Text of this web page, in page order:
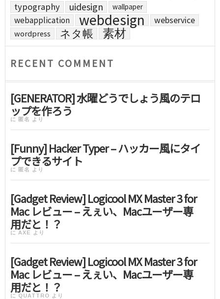
typography uidesign wallpaper
webapplication webdesign webservice
wordpress ネタ帳 素材
RECENT COMMENT
[GENERATOR] 水曜どうでしょう風のテロ
ップを作ろう
に 匿名 より
[Funny] Hacker Typer – ハッカー風にタイ
プできるサイト
に 匿名 より
[Gadget Review] Logicool MX Master 3 for
Mac レビュー – えぇい、Macユーザー専
用だと！？
に AXE より
[Gadget Review] Logicool MX Master 3 for
Mac レビュー – えぇい、Macユーザー専
用だと！？
に QUATTRO より